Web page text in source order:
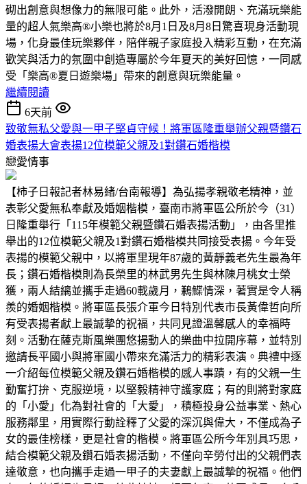
砌出創意與想像力的無限可能。此外，活潑開朗、充滿玩樂能
量的超人氣樂高®小樂也將於8月1日及8月8日驚喜現身活動現
場，化身最佳玩樂夥伴，陪伴親子家庭投入精彩互動，在充滿
歡笑與活力的氛圍中創造專屬於今年夏天的美好回憶，一同感
受「樂高®夏日遊樂場」帶來的創意與玩樂能量。
繼續閱讀
6天前
致敬無私父愛與一甲子堅貞守候！將軍區隆重舉辦父親暨鑽石
婚表揚大會表揚12位模範父親及1對鑽石婚楷模
戀愛情事
【柿子日報記者林易緒/台南報導】為弘揚孝親敬老精神，並
表彰父愛無私奉獻及婚姻楷模，臺南市將軍區公所於今（31）
日隆重舉行「115年模範父親暨鑽石婚表揚活動」，由各里推
舉出的12位模範父親及1對鑽石婚楷模共同接受表揚。今年受
表揚的模範父親中，以將軍里現年87歲的黃靜義老先生最為年
長；鑽石婚楷模則為長榮里的林武男先生與林陳月桃女士榮
獲，兩人結縭並攜手走過60載歲月，鶼鰈情深，著實是令人稱
羨的婚姻楷模。將軍區長張介軍今日特別代表市長黃偉哲向所
有受表揚者獻上最誠摯的祝福，共同見證溫馨感人的幸福時
刻。活動在薩克斯風樂團悠揚動人的樂曲中拉開序幕，並特別
邀請長平國小與將軍國小帶來充滿活力的精彩表演。典禮中逐
一介紹每位模範父親及鑽石婚楷模的感人事蹟，有的父親一生
勤奮打拚、克服逆境，以堅毅精神守護家庭；有的則將對家庭
的「小愛」化為對社會的「大愛」，積極投身公益事業、熱心
服務鄰里，用實際行動詮釋了父愛的深沉與偉大，不僅成為子
女的最佳榜樣，更是社會的楷模。將軍區公所今年別具巧思，
結合模範父親及鑽石婚表揚活動，不僅向辛勞付出的父親們表
達敬意，也向攜手走過一甲子的夫妻獻上最誠摯的祝福。他們